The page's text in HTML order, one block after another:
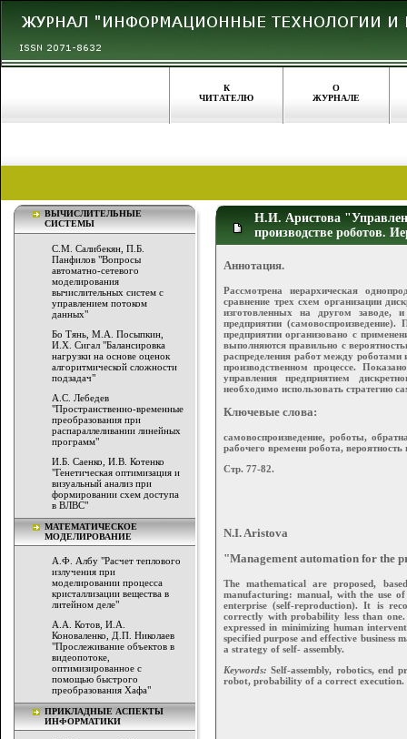
К
ЧИТАТЕЛЮ
О
ЖУРНАЛЕ
ВЫЧИСЛИТЕЛЬНЫЕ
СИСТЕМЫ
С.М. Салибекян, П.Б.
Панфилов "Вопросы
автоматно-сетевого
моделирования
вычислительных систем с
управлением потоком
данных"
Бо Тянь, М.А. Посыпкин,
И.Х. Сигал "Балансировка
нагрузки на основе оценок
алгоритмической сложности
подзадач"
А.C. Лебедев
"Пространственно-временные
преобразования при
распараллеливании линейных
программ"
И.Б. Саенко, И.В. Котенко
"Генетическая оптимизация и
визуальный анализ при
формировании схем доступа
в ВЛВС"
МАТЕМАТИЧЕСКОЕ
МОДЕЛИРОВАНИЕ
А.Ф. Албу "Расчет теплового
излучения при
моделировании процесса
кристаллизации вещества в
литейном деле"
А.А. Котов, И.А.
Коноваленко, Д.П. Николаев
"Прослеживание объектов в
видеопотоке,
оптимизированное с
помощью быстрого
преобразования Хафа"
ПРИКЛАДНЫЕ АСПЕКТЫ
ИНФОРМАТИКИ
Н.И. Аристова
производстве роботов.
Аннотация.
Рассмотрена иерархическая
сравнение трех схем организации
изготовленных на другом заводе,
предприятии
предприятии организовано с
выполняются правильно с
распределения работ между
производственном процессе.
управления предприятием
необходимо использовать стратегию
Ключевые слова:
самовоспроизведение, роботы,
рабочего времени робота,
Стр. 77-82.
N.I. Aristova
"Management automation for the
The mathematical are proposed,
manufacturing: manual, with the use
enterprise (self-reproduction). It is
correctly with probability less than
expressed in minimizing human
specified purpose and effective business
a strategy of self- assembly.
Keywords: Self-assembly, robotics, end
robot, probability of a correct execution.